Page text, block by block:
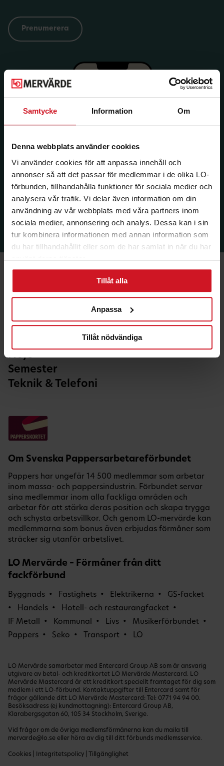
Samtycke Information Om
Denna webbplats använder cookies
Vi använder cookies för att anpassa innehåll och
annonser så att det passar för medlemmar i de olika LO-
förbunden, tillhandahålla funktioner för sociala medier och
analysera vår trafik. Vi delar även information om din
användning av vår webbplats med våra partners inom
sociala medier, annonsering och analys. Dessa kan i sin
tur kombinera informationen med annan information som
du har tillhandahållit eller som de har samlat in när du har
använt deras tjänster.
Tillåt alla
Anpassa
Tillåt nödvändiga
Ekonomi & Försäkring
Hälsa & Fritid
Nöje
Semester
Teknik & Telefoni
Om Svenska Pappersarbetareförbundet
Pappers har ungefär 14 500 medlemmar som arbetar
inom massa- och pappersindustrin. Förbundet servar
sina medlemmar inom alla fackliga områden och
arbetar för att stärka deras position och skapa trygga
och schysta arbetsvillkor. Och genom LO-mervärde kan
medlemmarna som bonus även erbjudas förmåner som
sträcker sig utanför arbetslivet.
LO Mervärde – Förmåner från ditt
fackförbund
Byggnads Fastighets Elektrikerna
GS-facket
Handels
Hotell- och restaurangfacket
IF Metall
Kommunal Livs
Musikerförbundet
Pappers
Seko Transport LO
LO Mervärde samarbetar med Entercard Group AB som är ansvarig
utgivare av betal- och kreditkortet LO Mervärde Mastercard. LO
Mervärde Mastercard är ett kreditkort speciellt framtaget för dig som
medlem i ett LO-förbund. Kontaktuppgifter till Entercard samt för
frågor gällande ditt LO Mervärde Mastercard: Tel: 0771 94 94 00.
Besöksadress (ej kundmottagning): Entercard Group AB,
Klarabergsgatan 60, 105 34 Stockholm, Sverige.
Vid frågor om de övriga medlemsförmånerna kan du maila till
mervarde@lo.se eller höra av dig till ditt förbunds medlemsservice.
Cookies Integritetspolicy Tillgänglighet